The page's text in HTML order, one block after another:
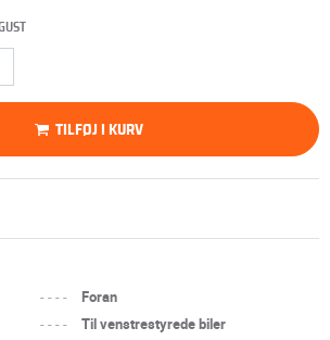
TILFØJ I KURV
----
Foran
----
Til venstrestyrede biler